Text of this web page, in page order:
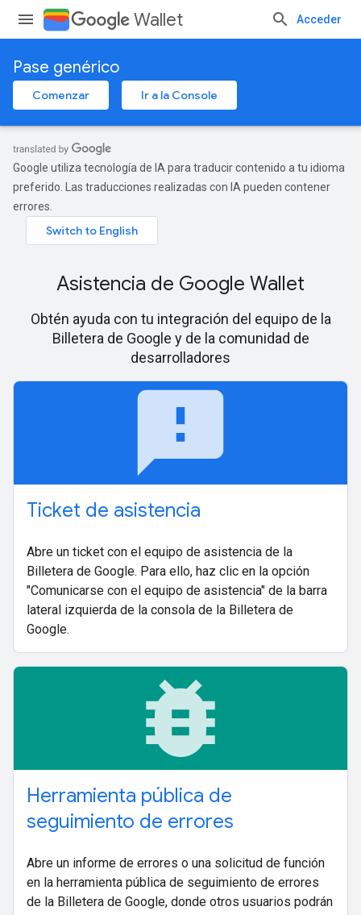
Wallet Acceder
Pase genérico
Comenzar Ir a la Console
Google utiliza tecnología de IA para traducir contenido a tu idioma
preferido. Las traducciones realizadas con IA pueden contener
errores.
Asistencia de Google Wallet
Obtén ayuda con tu integración del equipo de la
Billetera de Google y de la comunidad de
desarrolladores
feedback
Ticket de asistencia
Abre un ticket con el equipo de asistencia de la
Billetera de Google. Para ello, haz clic en la opción
"Comunicarse con el equipo de asistencia" de la barra
lateral izquierda de la consola de la Billetera de
Google.
bug_report
Herramienta pública de
seguimiento de errores
Abre un informe de errores o una solicitud de función
en la herramienta pública de seguimiento de errores
de la Billetera de Google, donde otros usuarios podrán